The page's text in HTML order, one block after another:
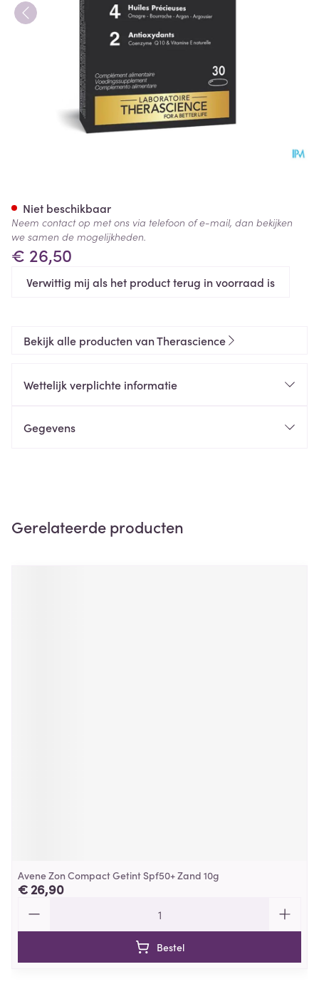
€ 26,50
Verwittig mij als het product terug in voorraad is
Niet beschikbaar
Neem contact op met ons via telefoon of e-mail, dan bekijken
we samen de mogelijkheden.
Bekijk alle producten van Therascience
Wettelijk verplichte informatie
Gegevens
Gerelateerde producten
Avene Zon Compact Getint Spf50+ Zand 10g
€ 26,90
Bestel